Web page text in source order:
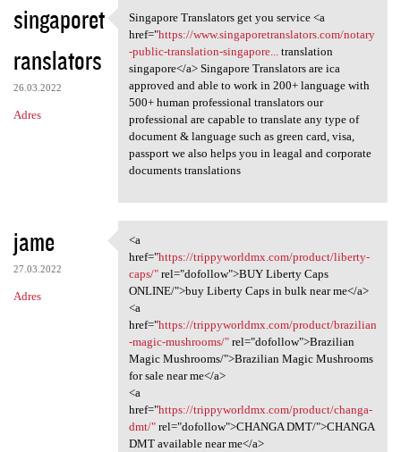
singaporet
ranslators
26.03.2022
Adres
Singapore Translators get you
Singapore Translators get you service <a
href="https://www.singaporetranslators.com/notary
-public-translation-singapore...
translation
singapore</a> Singapore Translators are ica
approved and able to work in 200+ language with
500+ human professional translators our
professional are capable to translate any type of
document & language such as green card, visa,
passport we also helps you in leagal and corporate
documents translations
jame
27.03.2022
Adres
<a href="https:/
<a
href="https://trippyworldmx.com/product/liberty-
caps/"rel="dofollow">BUY Liberty Caps
ONLINE/">buy Liberty Caps in bulk near me</a>
<a
href="https://trippyworldmx.com/product/brazilian
-magic-mushrooms/"rel="dofollow">Brazilian
Magic Mushrooms/">Brazilian Magic Mushrooms
for sale near me</a>
<a
href="https://trippyworldmx.com/product/changa-
dmt/"rel="dofollow">CHANGA DMT/">CHANGA
DMT available near me</a>